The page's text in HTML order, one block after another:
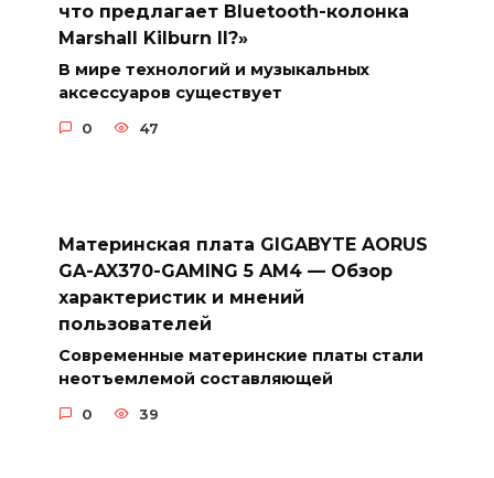
что предлагает Bluetooth-колонка
Marshall Kilburn II?»
В мире технологий и музыкальных
аксессуаров существует
0 47
Материнская плата GIGABYTE AORUS
GA-AX370-GAMING 5 AM4 — Обзор
характеристик и мнений
пользователей
Современные материнские платы стали
неотъемлемой составляющей
0 39